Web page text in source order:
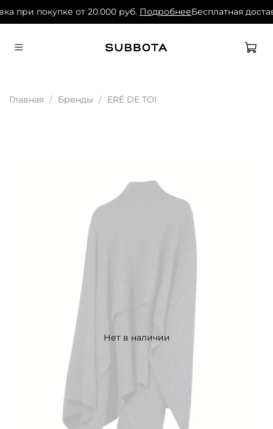
при покупке от 20.000 руб. ПодробнееБесплатная
Главная Бренды ERÉ DE TOI
Нет в наличии